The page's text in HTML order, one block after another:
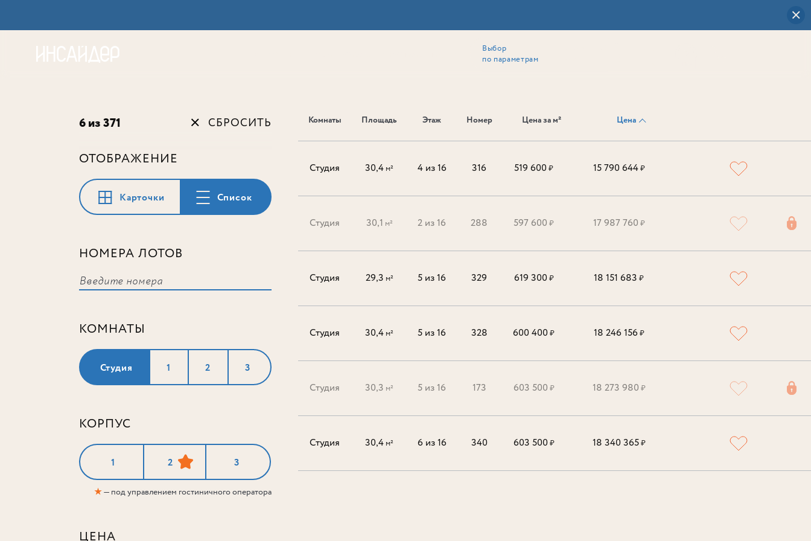
Выбор
по параметрам
6 из 371 СБРОСИТЬ
ОТОБРАЖЕНИЕ
Карточки Список
НОМЕРА ЛОТОВ
КОМНАТЫ
Студия 1 2 3
КОРПУС
1 2 3
★— под управлением гостиничного оператора
ЦЕНА
Комнаты Площадь Этаж Номер Цена за м² Цена
Студия 30,4 м² 4 из 16 316 519 600₽ 15 790 644₽
Студия 30,1 м² 2 из 16 288 597 600 ₽ 17 987 760 ₽
Студия 29,3 м² 5 из 16 329 619 300₽ 18 151 683 ₽
Студия 30,4 м² 5 из 16 328 600 400₽ 18 246 156₽
Студия 30,3 м² 5 из 16 173 603 500 ₽ 18 273 980 ₽
Студия 30,4 м² 6 из 16 340 603 500₽ 18 340 365₽